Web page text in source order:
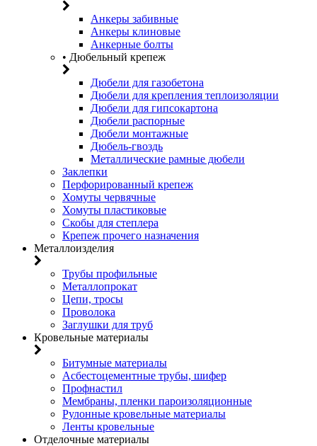
Анкеры забивные
Анкеры клиновые
Анкерные болты
• Дюбельный крепеж
Дюбели для газобетона
Дюбели для крепления теплоизоляции
Дюбели для гипсокартона
Дюбели распорные
Дюбели монтажные
Дюбель-гвоздь
Металлические рамные дюбели
Заклепки
Перфорированный крепеж
Хомуты червячные
Хомуты пластиковые
Скобы для степлера
Крепеж прочего назначения
Металлоизделия
Трубы профильные
Металлопрокат
Цепи, тросы
Проволока
Заглушки для труб
Кровельные материалы
Битумные материалы
Асбестоцементные трубы, шифер
Профнастил
Мембраны, пленки пароизоляционные
Рулонные кровельные материалы
Ленты кровельные
Отделочные материалы